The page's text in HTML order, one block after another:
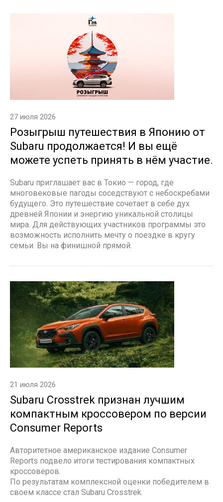
27 июля 2026
Розыгрыш путешествия в Японию от
Subaru продолжается! И вы ещё
можете успеть принять в нём участие.
Subaru приглашает вас в Токио — город, где
многовековые пагоды соседствуют с небоскребами
будущего. Это путешествие сочетает в себе дух
древней Японии и энергию уникальной столицы
мира. Для действующих участников программы это
возможность исполнить мечту о поездке в кругу
семьи. Вы на финишной прямой.
21 июля 2026
Subaru Crosstrek признан лучшим
компактным кроссовером по версии
Consumer Reports
Авторитетное американское издание Consumer
Reports подвело итоги тестирования компактных
кроссоверов.
По результатам комплексной оценки победителем в
своем классе стал Subaru Crosstrek.